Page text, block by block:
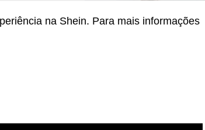
Economize R$12,24
na Shein. Para mais informações